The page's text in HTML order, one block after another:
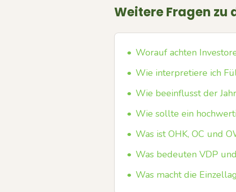
Weitere Fragen zu
• Worauf achten
• Wie interpretiere ich
• Wie beeinflusst der
• Wie sollte ein
• Was ist OHK, OC und
• Was bedeuten VDP
• Was macht die